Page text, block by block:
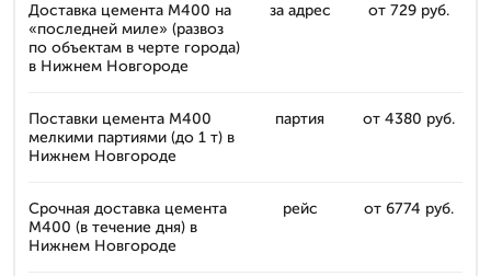
Доставка цемента М400 на
«последней миле» (развоз
по объектам в черте города)
в Нижнем Новгороде
за адрес от 729 руб.
Поставки цемента М400
мелкими партиями (до 1 т) в
Нижнем Новгороде
партия от 4380 руб.
Срочная доставка цемента
М400 (в течение дня) в
Нижнем Новгороде
рейс от 6774 руб.